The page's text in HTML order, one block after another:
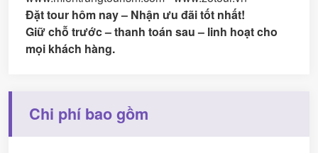
Đặt tour hôm nay – Nhận ưu đãi tốt nhất!
Giữ chỗ trước – thanh toán sau – linh hoạt cho
mọi khách hàng.
Chi phí bao gồm